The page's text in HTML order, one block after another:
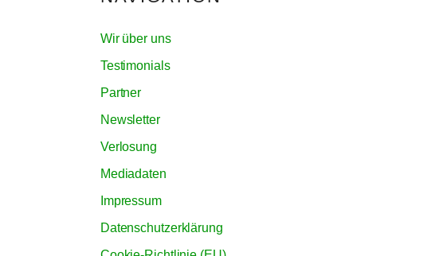
Wir über uns
Testimonials
Partner
Newsletter
Verlosung
Mediadaten
Impressum
Datenschutzerklärung